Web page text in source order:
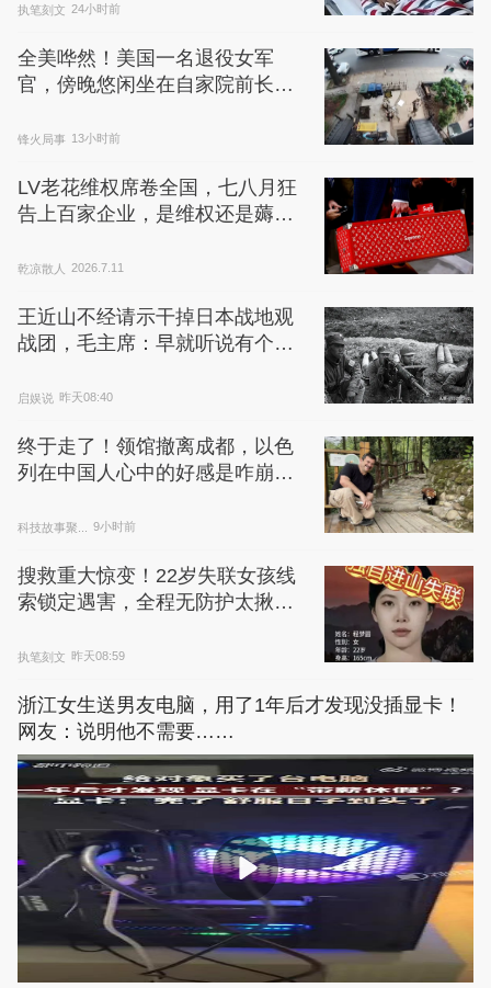
执笔刻文 24小时前
全美哗然！美国一名退役女军
官，傍晚悠闲坐在自家院前长椅
举动。
锋火局事 13小时前
LV老花维权席卷全国，七八月狂
告上百家企业，是维权还是薅羊
乾凉散人 2026.7.11
王近山不经请示干掉日本战地观
战团，毛主席：早就听说有个王
启娱说 昨天08:40
终于走了！领馆撤离成都，以色
列在中国人心中的好感是咋崩盘
科技故事聚... 9小时前
搜救重大惊变！22岁失联女孩线
索锁定遇害，全程无防护太揪心
执笔刻文 昨天08:59
浙江女生送男友电脑，用了1年后才发现没插显卡！
网友：说明他不需要……